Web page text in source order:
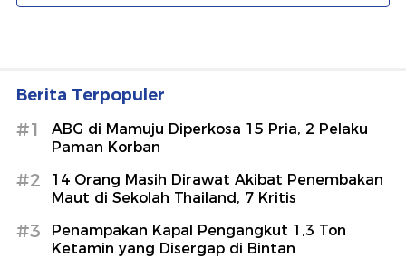
Berita Terpopuler
#1
ABG di Mamuju Diperkosa 15 Pria, 2 Pelaku
Paman Korban
#2
14 Orang Masih Dirawat Akibat Penembakan
Maut di Sekolah Thailand, 7 Kritis
#3
Penampakan Kapal Pengangkut 1,3 Ton
Ketamin yang Disergap di Bintan